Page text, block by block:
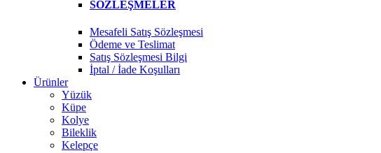
SÖZLEŞMELER
Mesafeli Satış Sözleşmesi
Ödeme ve Teslimat
Satış Sözleşmesi Bilgi
İptal / İade Koşulları
Ürünler
Yüzük
Küpe
Kolye
Bileklik
Kelepçe